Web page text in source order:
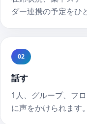
ダー連携の予定をひ
02
話す
1人、グループ、フ
に声をかけられます。